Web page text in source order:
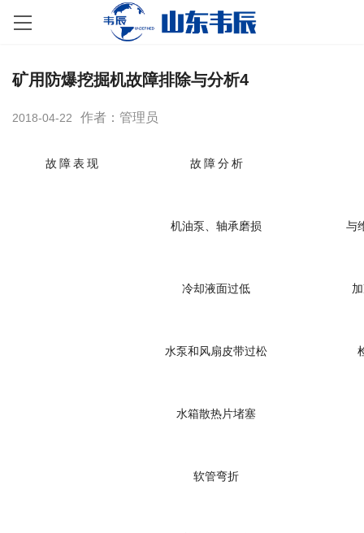
矿用防爆挖掘机故障排除与分析4
2018-04-22 作者：管理员
故 障 表 现 故 障 分 析
机油泵、轴承磨损 与
冷却液面过低
水泵和风扇皮带过松
水箱散热片堵塞
软管弯折